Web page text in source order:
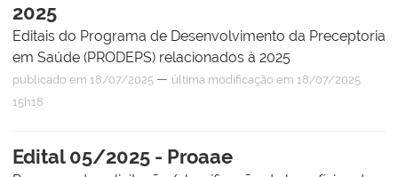
2025
Editais do Programa de Desenvolvimento da Preceptoria
em Saúde (PRODEPS) relacionados à 2025
publicado em 18/07/2025 — última modificação em 18/07/2025
15h18
Edital 05/2025 - Proaae